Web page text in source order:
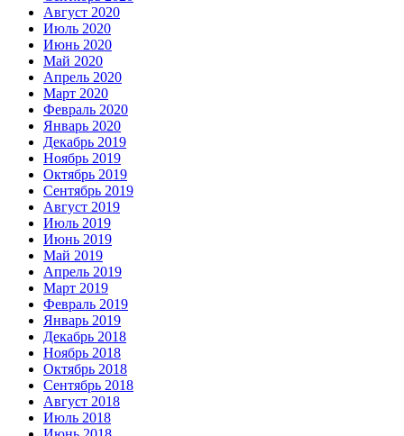
Август 2020
Июль 2020
Июнь 2020
Май 2020
Апрель 2020
Март 2020
Февраль 2020
Январь 2020
Декабрь 2019
Ноябрь 2019
Октябрь 2019
Сентябрь 2019
Август 2019
Июль 2019
Июнь 2019
Май 2019
Апрель 2019
Март 2019
Февраль 2019
Январь 2019
Декабрь 2018
Ноябрь 2018
Октябрь 2018
Сентябрь 2018
Август 2018
Июль 2018